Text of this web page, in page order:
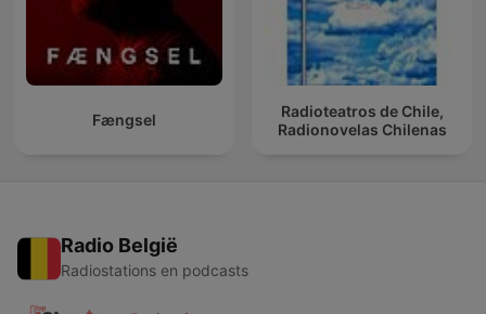
Fængsel
Radioteatros de Chile,
Radionovelas Chilenas
Radio België
Radiostations en podcasts